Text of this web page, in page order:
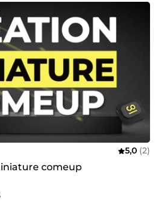
5,0 (2)
comeup